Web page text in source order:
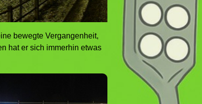
bewegte Vergangenheit,
hat er sich immerhin etwas